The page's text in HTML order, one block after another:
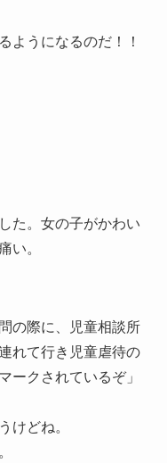
ようになるのだ！！
た。女の子がかわい
い。
の際に、児童相談所
れて行き児童虐待の
ークされているぞ」
けどね。